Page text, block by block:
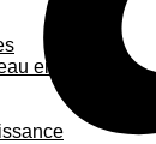
enfant